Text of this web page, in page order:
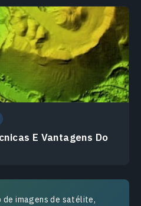
E Vantagens Do
imagens de satélite,